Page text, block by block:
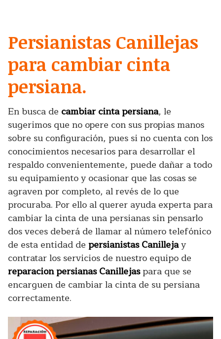
Persianistas Canillejas
para cambiar cinta
persiana.
En busca de cambiar cinta persiana, le
sugerimos que no opere con sus propias manos
sobre su configuración, pues si no cuenta con los
conocimientos necesarios para desarrollar el
respaldo convenientemente, puede dañar a todo
su equipamiento y ocasionar que las cosas se
agraven por completo, al revés de lo que
procuraba. Por ello al querer ayuda experta para
cambiar la cinta de una persianas sin pensarlo
dos veces deberá de llamar al número telefónico
de esta entidad de persianistas Canillejay
contratar los servicios de nuestro equipo de
reparacion persianas Canillejaspara que se
encarguen de cambiar la cinta de su persiana
correctamente.